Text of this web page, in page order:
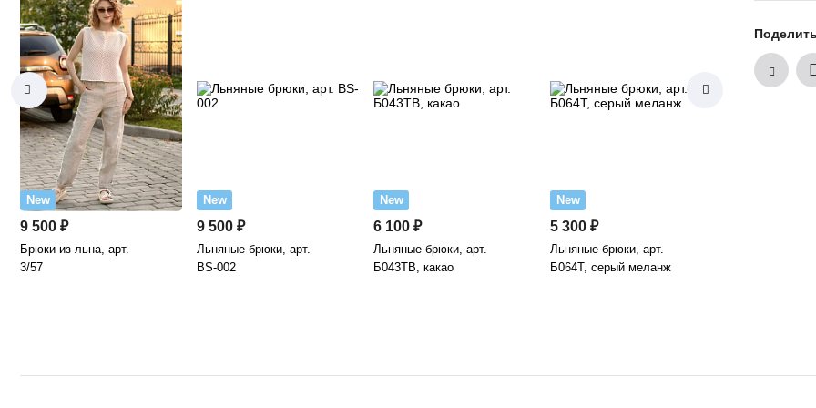
New
9 500 ₽
Брюки из льна, арт.
3/57
New
9 500 ₽
Льняные брюки, арт.
BS-002
New
6 100 ₽
Льняные брюки, арт.
Б043ТВ, какао
New
5 300 ₽
Льняные брюки, арт.
Б064Т, серый меланж